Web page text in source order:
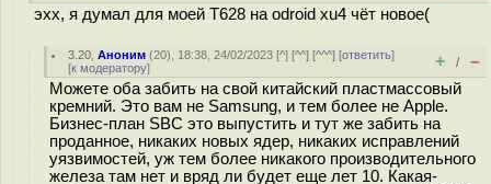
эхх, я думал для моей T628 на odroid xu4 чёт новое(
3.20 ,Аноним (20), 18:38, 24/02/2023 [^] [^^] [^^^] [ответить]
[к модератору] + / –
Можете оба забить на свой китайский пластмассовый
кремний. Это вам не Samsung, и тем более не Apple.
Бизнес-план SBC это выпустить и тут же забить на
проданное, никаких новых ядер, никаких исправлений
уязвимостей, уж тем более никакого производительного
железа там нет и вряд ли будет еще лет 10. Какая-